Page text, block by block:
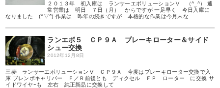
２０１３年 初入庫は ランサーエボリューションⅤ （^_^） 通
常営業は 明日 ７日（月） からですが 一足早く 今日入庫に
なりました (^▽^) 作業は 昨年の続きですが 本格的な作業は今月末な
ランエボ５ ＣＰ９Ａ ブレーキローター＆サイド
シュー交換
2012年12月8日
三菱 ランサーエボリューションⅤ ＣＰ９Ａ 今度はブレーキローター交換で入
庫 ブレンボキャリパー Ｆ／Ｒ前後とも ディクセル ＦＰ ローター に交換 サ
イドワイヤｰも 左右 純正新品に交換して